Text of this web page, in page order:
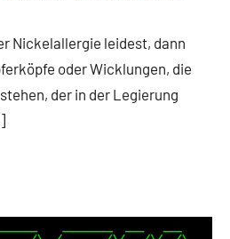
Nickelallergie leidest, dann
oder Wicklungen, die
der in der Legierung